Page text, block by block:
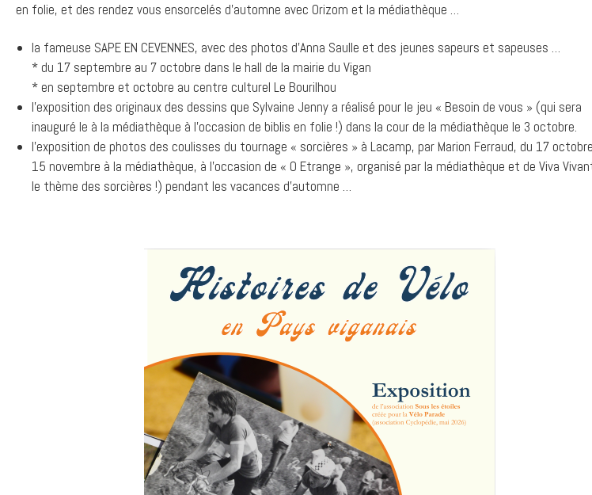
en folie, et des rendez vous ensorcelés d’automne avec Orizom et la médiathèque …
la fameuse SAPE EN CEVENNES, avec des photos d’Anna Saulle et des jeunes sapeurs et sapeuses …
* du 17 septembre au 7 octobre dans le hall de la mairie du Vigan
* en septembre et octobre au centre culturel Le Bourilhou
l’exposition des originaux des dessins que Sylvaine Jenny a réalisé pour le jeu « Besoin de vous » (qui sera
inauguré le à la médiathèque à l’occasion de biblis en folie !) dans la cour de la médiathèque le 3 octobre.
l’exposition de photos des coulisses du tournage « sorcières » à Lacamp, par Marion Ferraud, du 17
15 novembre à la médiathèque, à l’occasion de « O Etrange », organisé par la médiathèque et de Viva
le thème des sorcières !) pendant les vacances d’automne …